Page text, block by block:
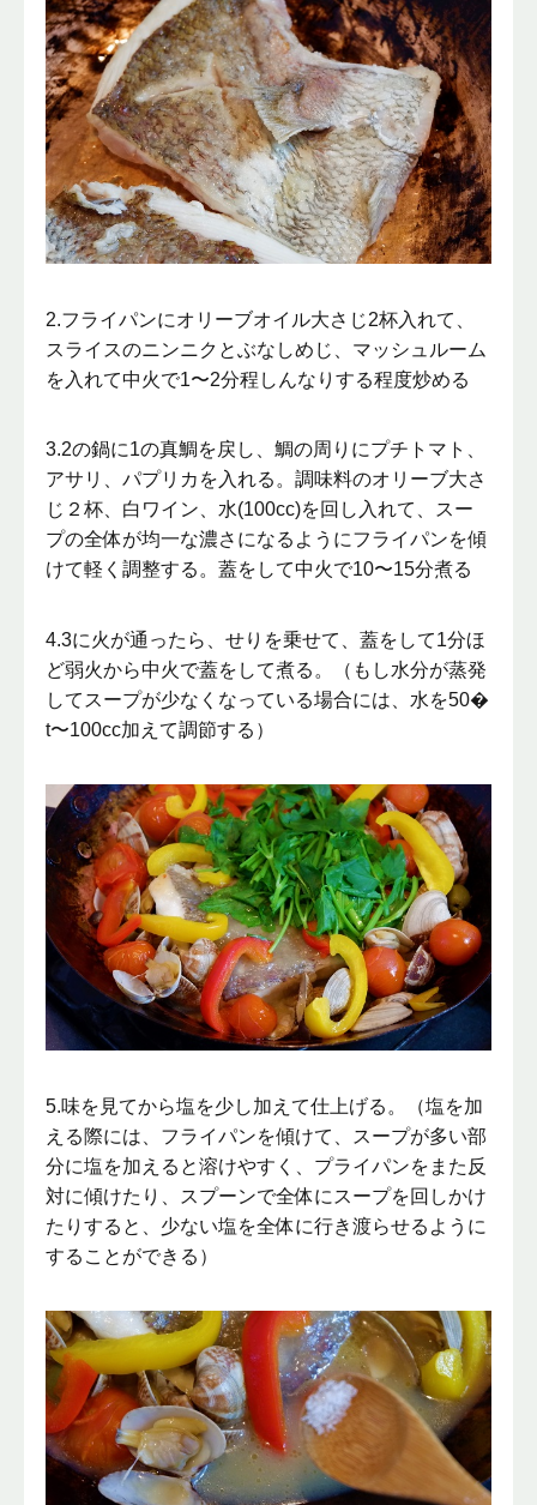
2.フライパンにオリーブオイル大さじ2杯入れて、
スライスのニンニクとぶなしめじ、マッシュルーム
を入れて中火で1〜2分程しんなりする程度炒める
3.2の鍋に1の真鯛を戻し、鯛の周りにプチトマト、
アサリ、パプリカを入れる。調味料のオリーブ大さ
じ２杯、白ワイン、水(100cc)を回し入れて、スー
プの全体が均一な濃さになるようにフライパンを傾
けて軽く調整する。蓋をして中火で10〜15分煮る
4.3に火が通ったら、せりを乗せて、蓋をして1分ほ
ど弱火から中火で蓋をして煮る。（もし水分が蒸発
してスープが少なくなっている場合には、水を50�
t〜100cc加えて調節する）
5.味を見てから塩を少し加えて仕上げる。（塩を加
える際には、フライパンを傾けて、スープが多い部
分に塩を加えると溶けやすく、プライパンをまた反
対に傾けたり、スプーンで全体にスープを回しかけ
たりすると、少ない塩を全体に行き渡らせるように
することができる）